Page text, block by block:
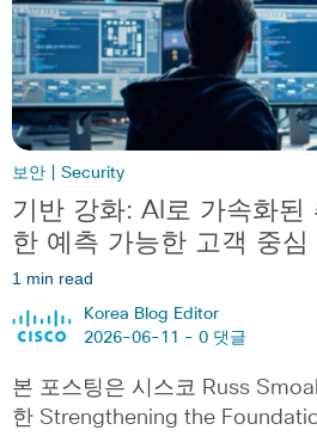
보안 | Security
기반 강화: AI로 가속화된
한 예측 가능한 고객 중심
1 min read
Korea Blog Editor
2026-06-11 - 0 댓글
본 포스팅은 시스코 Russ
한 Strengthening the